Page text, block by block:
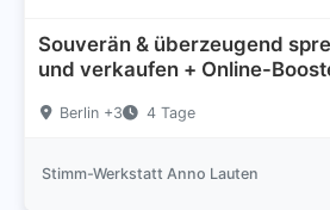
Souverän & überzeugend
und verkaufen + Online-
Berlin +3 4 Tage
Stimm-Werkstatt Anno Lauten